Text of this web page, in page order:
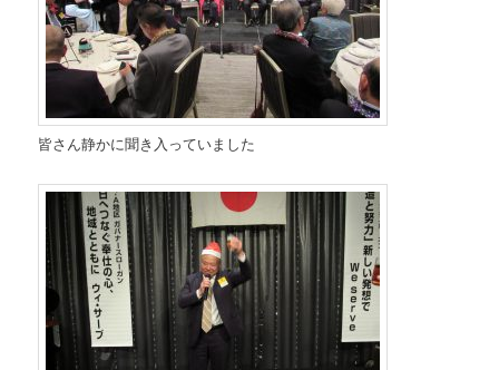
皆さん静かに聞き入っていました